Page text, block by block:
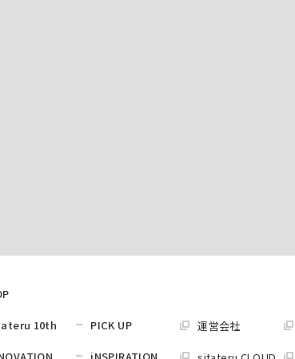
10th PICK UP 運営会社